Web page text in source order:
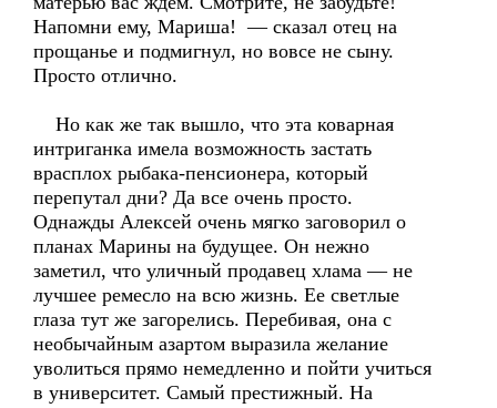
Напомни ему, Мариша! — сказал отец на
прощанье и подмигнул, но вовсе не сыну.
Просто отлично.
Но как же так вышло, что эта коварная
интриганка имела возможность застать
врасплох рыбака-пенсионера, который
перепутал дни? Да все очень просто.
Однажды Алексей очень мягко заговорил о
планах Марины на будущее. Он нежно
заметил, что уличный продавец хлама — не
лучшее ремесло на всю жизнь. Ее светлые
глаза тут же загорелись. Перебивая, она с
необычайным азартом выразила желание
уволиться прямо немедленно и пойти учиться
в университет. Самый престижный. На